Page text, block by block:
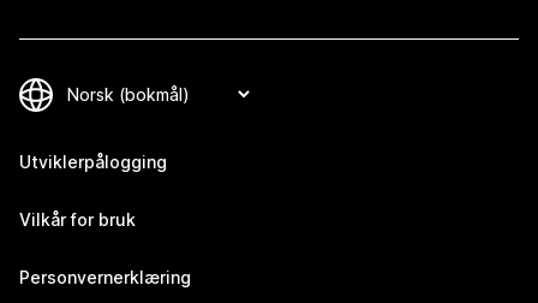
Utviklerpålogging
Vilkår for bruk
Personvernerklæring